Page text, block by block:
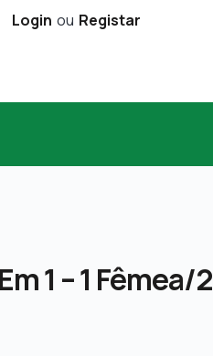
Login ou Registar
1 – 1 Fêmea/2